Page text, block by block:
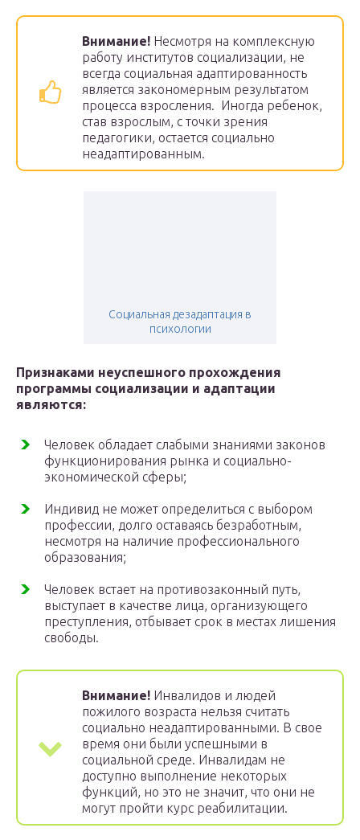
Внимание! Несмотря на комплексную
работу институтов социализации, не
всегда социальная адаптированность
является закономерным результатом
процесса взросления. Иногда ребенок,
став взрослым, с точки зрения
педагогики, остается социально
неадаптированным.
Социальная дезадаптация в
психологии
Признаками неуспешного прохождения
программы социализации и адаптации
являются:
Человек обладает слабыми знаниями законов
функционирования рынка и социально-
экономической сферы;
Индивид не может определиться с выбором
профессии, долго оставаясь безработным,
несмотря на наличие профессионального
образования;
Человек встает на противозаконный путь,
выступает в качестве лица, организующего
преступления, отбывает срок в местах лишения
свободы.
Внимание! Инвалидов и людей
пожилого возраста нельзя считать
социально неадаптированными. В свое
время они были успешными в
социальной среде. Инвалидам не
доступно выполнение некоторых
функций, но это не значит, что они не
могут пройти курс реабилитации.